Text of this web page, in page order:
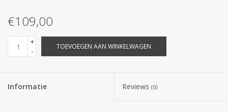
€109,00
+
-
TOEVOEGEN AAN WINKELWAGEN
Informatie Reviews (0)